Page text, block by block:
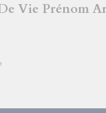
Vie Prénom